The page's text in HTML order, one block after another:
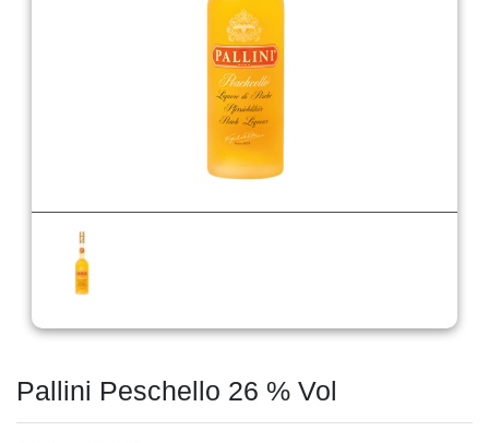
Pallini Peschello 26 % Vol